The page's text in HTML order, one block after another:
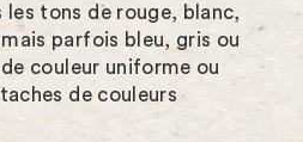
g
e
e
les tons de rouge, blanc,
parfois bleu, gris ou
couleur uniforme ou
de couleurs